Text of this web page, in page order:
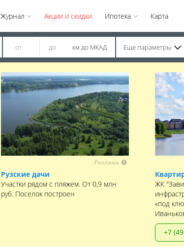
Журнал Акции и скидки Ипотека Карта
км до МКАД Еще параметры
Реклама
Рузские дачи
Участки рядом с пляжем. От 0,9 млн
руб. Поселок построен
ЖК
«под
+7